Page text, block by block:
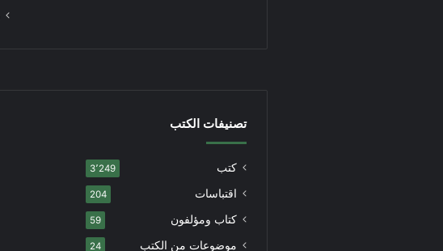
تصنيفات الكتب
كتب 3٬249
اقتباسات 204
كتاب ومؤلفون 59
موضوعات من الكتب 24